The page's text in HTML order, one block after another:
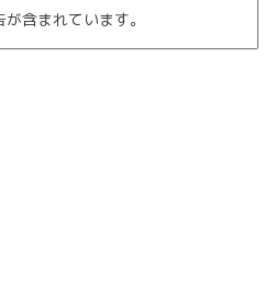
含まれています。